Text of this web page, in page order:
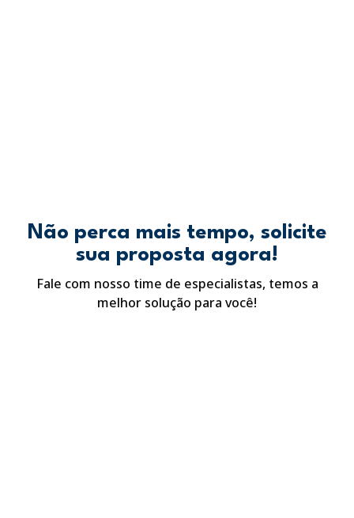
Não perca mais tempo, solicite
sua proposta agora!
Fale com nosso time de especialistas, temos a
melhor solução para você!